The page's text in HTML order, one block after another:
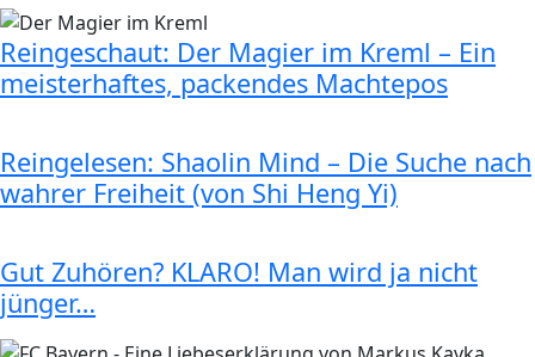
Reingeschaut: Der Magier im Kreml – Ein
meisterhaftes, packendes Machtepos
Reingelesen: Shaolin Mind – Die Suche nach
wahrer Freiheit (von Shi Heng Yi)
Gut Zuhören? KLARO! Man wird ja nicht
jünger…